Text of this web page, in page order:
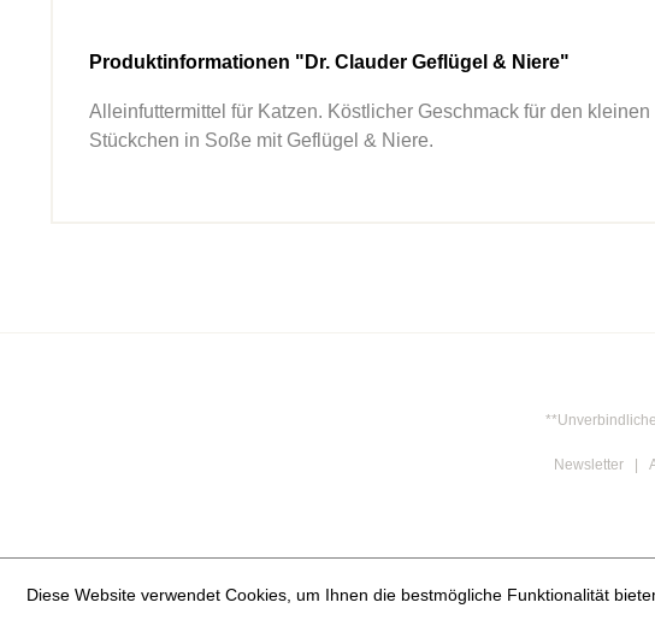
Produktinformationen "Dr. Clauder Geflügel & Niere"
Alleinfuttermittel für Katzen. Köstlicher Geschmack für den
Stückchen in Soße mit Geflügel & Niere.
Newsletter
Diese Website verwendet Cookies, um Ihnen die bestmögliche Funktionalität